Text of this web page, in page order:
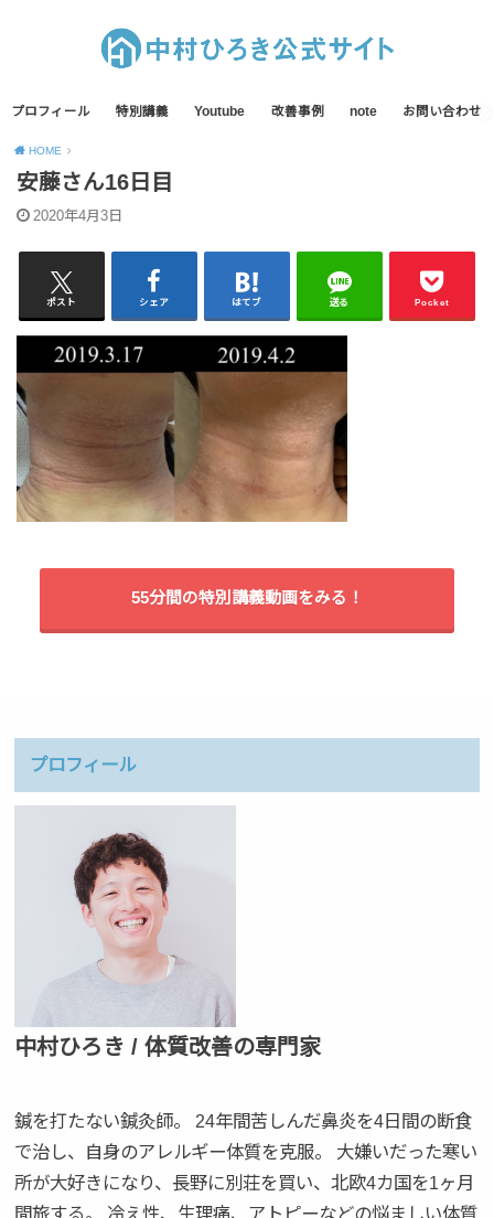
プロフィール 特別講義 Youtube 改善事例 note お問い合わせ
HOME
安藤さん16日目
2020年4月3日
ポスト シェア はてブ 送る Pocket
55分間の特別講義動画をみる！
プロフィール
中村ひろき / 体質改善の専門家
鍼を打たない鍼灸師。 24年間苦しんだ鼻炎を4日間の断食
で治し、自身のアレルギー体質を克服。 大嫌いだった寒い
所が大好きになり、長野に別荘を買い、北欧4カ国を1ヶ月
間旅する。 冷え性、生理痛、アトピーなどの悩ましい体質